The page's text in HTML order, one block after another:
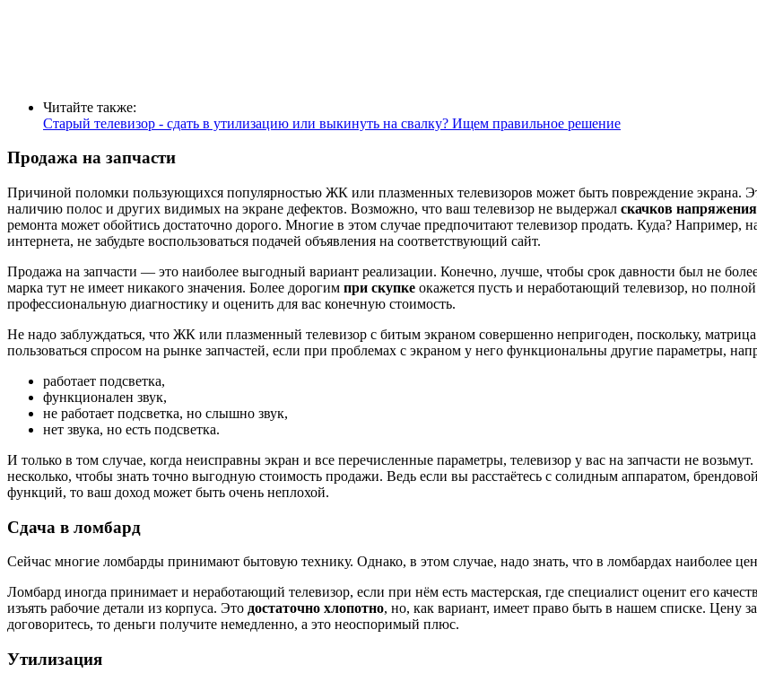
Читайте также:
Старый телевизор - сдать в утилизацию или выкинуть на свалку? Ищем правильное решение
Продажа на запчасти
Причиной поломки пользующихся популярностью ЖК или плазменных телевизоров может быть повреждение экрана.
наличию полос и других видимых на экране дефектов. Возможно, что ваш телевизор не выдержал скачков напряжения
ремонта может обойтись достаточно дорого. Многие в этом случае предпочитают телевизор продать. Куда?
интернета, не забудьте воспользоваться подачей объявления на соответствующий сайт.
Продажа на запчасти — это наиболее выгодный вариант реализации. Конечно, лучше, чтобы срок давности был не
марка тут не имеет никакого значения. Более дорогим при скупке окажется пусть и неработающий телевизор, но
профессиональную диагностику и оценить для вас конечную стоимость.
Не надо заблуждаться, что ЖК или плазменный телевизор с битым экраном совершенно непригоден, поскольку,
пользоваться спросом на рынке запчастей, если при проблемах с экраном у него функциональны другие параметры,
работает подсветка,
функционален звук,
не работает подсветка, но слышно звук,
нет звука, но есть подсветка.
И только в том случае, когда неисправны экран и все перечисленные параметры, телевизор у вас на запчасти не возьмут.
несколько, чтобы знать точно выгодную стоимость продажи. Ведь если вы расстаётесь с солидным аппаратом,
функций, то ваш доход может быть очень неплохой.
Сдача в ломбард
Сейчас многие ломбарды принимают бытовую технику. Однако, в этом случае, надо знать, что в ломбардах наиболее
Ломбард иногда принимает и неработающий телевизор, если при нём есть мастерская, где специалист оценит его
изъять рабочие детали из корпуса. Это достаточно хлопотно, но, как вариант, имеет право быть в нашем списке. Цену
договоритесь, то деньги получите немедленно, а это неоспоримый плюс.
Утилизация